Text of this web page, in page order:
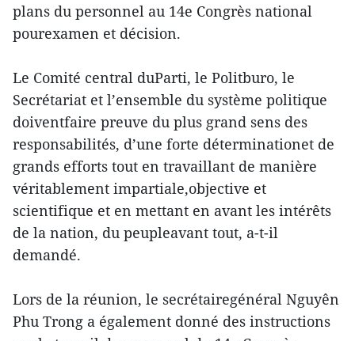
plans du personnel au 14e Congrès national
pourexamen et décision.
Le Comité central duParti, le Politburo, le
Secrétariat et l’ensemble du système politique
doiventfaire preuve du plus grand sens des
responsabilités, d’une forte déterminationet de
grands efforts tout en travaillant de manière
véritablement impartiale,objective et
scientifique et en mettant en avant les intérêts
de la nation, du peupleavant tout, a-t-il
demandé.
Lors de la réunion, le secrétairegénéral Nguyên
Phu Trong a également donné des instructions